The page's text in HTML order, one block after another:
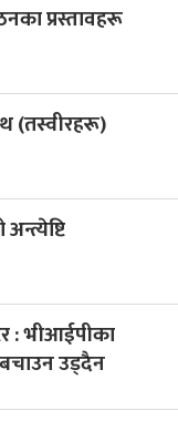
प्रस्तावहरू
(तस्वीरहरू)
: भीआईपीका
उड्दैन